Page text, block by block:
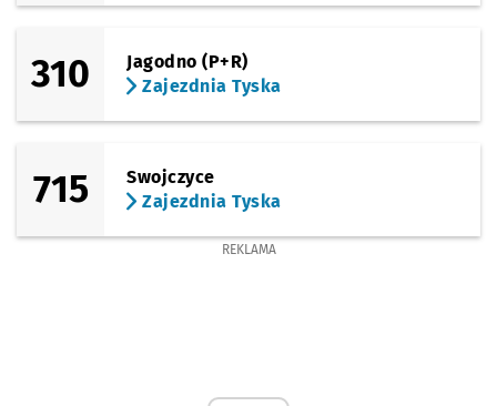
310
Jagodno (P+R)
Zajezdnia Tyska
715
Swojczyce
Zajezdnia Tyska
REKLAMA